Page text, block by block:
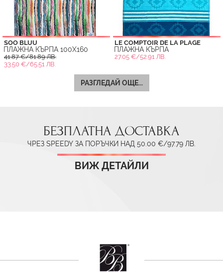
SOO BLUU
ПЛАЖНА КЪРПА 100X160
41.87 €/81.89 ЛВ.
33.50 €/65.51 ЛВ.
LE COMPTOIR DE LA PLAGE
ПЛАЖНА КЪРПА
27.05 €/52.91 ЛВ.
РАЗГЛЕДАЙ ОЩЕ...
БЕЗПЛАТНА ДОСТАВКА
ЧРЕЗ SPEEDY ЗА ПОРЪЧКИ НАД 50.00 €/97.79 ЛВ.
ВИЖ ДЕТАЙЛИ